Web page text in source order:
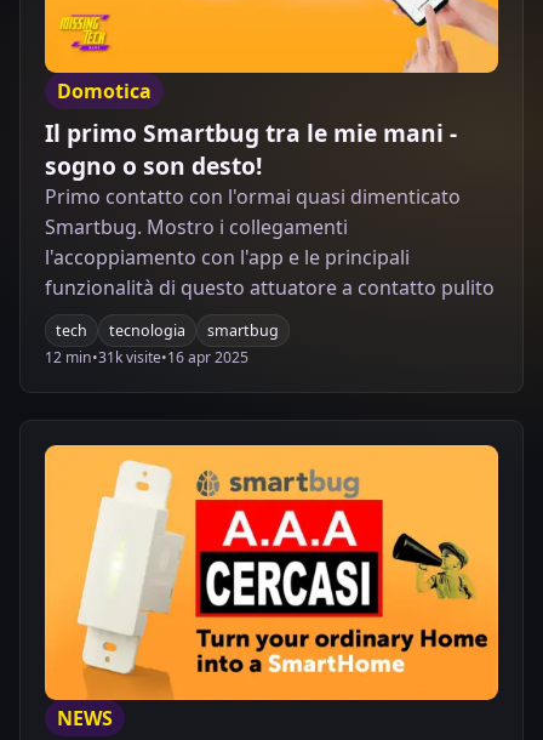
Domotica
Il primo Smartbug tra le mie mani -
sogno o son desto!
Primo contatto con l'ormai quasi dimenticato
Smartbug. Mostro i collegamenti
l'accoppiamento con l'app e le principali
funzionalità di questo attuatore a contatto pulito
tech tecnologia
smartbug
12 min•31k visite•16 apr 2025
NEWS